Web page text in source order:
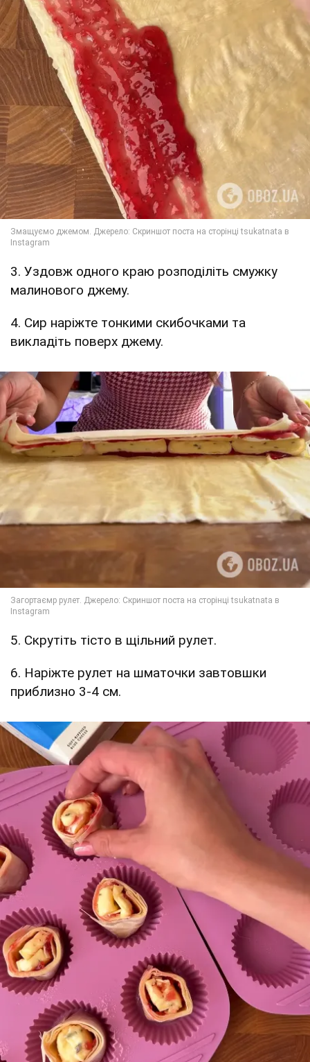
3. Уздовж одного краю розподіліть смужку
малинового джему.
4. Сир наріжте тонкими скибочками та
викладіть поверх джему.
5. Скрутіть тісто в щільний рулет.
6. Наріжте рулет на шматочки завтовшки
приблизно 3-4 см.